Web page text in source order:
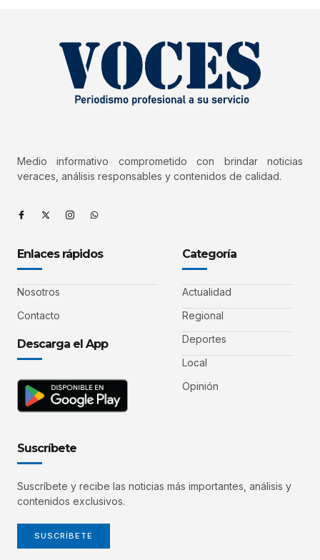
Medio informativo comprometido con brindar noticias
veraces, análisis responsables y contenidos de calidad.
Enlaces rápidos
Nosotros
Contacto
Descarga el App
Categoría
Actualidad
Regional
Deportes
Local
Opinión
Suscríbete
Suscríbete y recibe las noticias más importantes, análisis y
contenidos exclusivos.
SUSCRÍBETE